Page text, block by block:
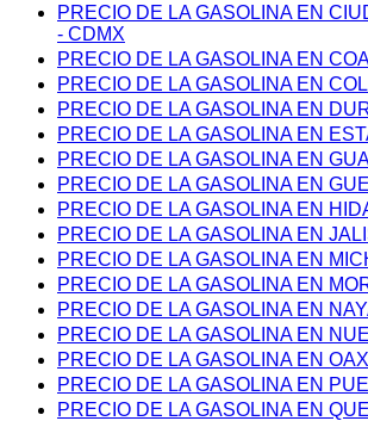
PRECIO DE LA GASOLINA EN
- CDMX
PRECIO DE LA GASOLINA EN
PRECIO DE LA GASOLINA EN
PRECIO DE LA GASOLINA EN
PRECIO DE LA GASOLINA EN
PRECIO DE LA GASOLINA EN
PRECIO DE LA GASOLINA EN
PRECIO DE LA GASOLINA EN
PRECIO DE LA GASOLINA EN
PRECIO DE LA GASOLINA EN
PRECIO DE LA GASOLINA EN
PRECIO DE LA GASOLINA EN
PRECIO DE LA GASOLINA EN
PRECIO DE LA GASOLINA EN
PRECIO DE LA GASOLINA EN
PRECIO DE LA GASOLINA EN